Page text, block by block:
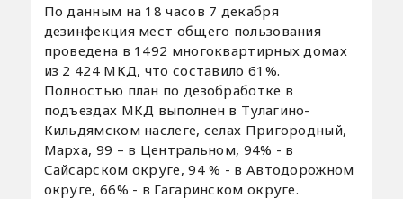
По данным на 18 часов 7 декабря
дезинфекция мест общего пользования
проведена в 1492 многоквартирных домах
из 2 424 МКД, что составило 61%.
Полностью план по дезобработке в
подъездах МКД выполнен в Тулагино-
Кильдямском наслеге, селах Пригородный,
Марха, 99 – в Центральном, 94% - в
Сайсарском округе, 94 % - в Автодорожном
округе, 66% - в Гагаринском округе.